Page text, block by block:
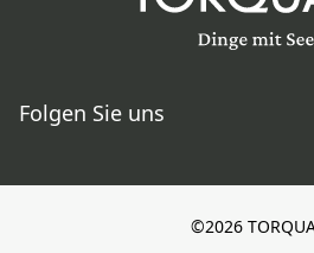
Folgen Sie uns
©2026